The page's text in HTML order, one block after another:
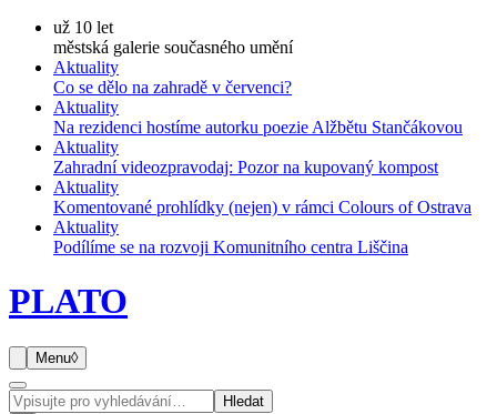
už 10 let
městská galerie současného umění
Aktuality
Co se dělo na zahradě v červenci?
Aktuality
Na rezidenci hostíme autorku poezie Alžbětu Stančákovou
Aktuality
Zahradní videozpravodaj: Pozor na kupovaný kompost
Aktuality
Komentované prohlídky (nejen) v rámci Colours of Ostrava
Aktuality
Podílíme se na rozvoji Komunitního centra Liščina
PLATO
Menu◊
Hledat